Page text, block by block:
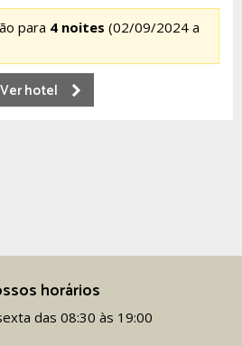
para 4 noites (02/09/2024 a
Ver hotel
horários
das 08:30 às 19:00